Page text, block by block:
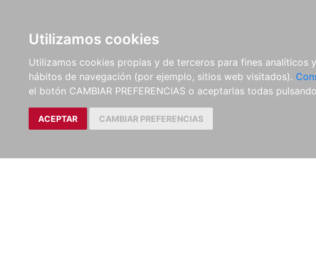
Utilizamos cookies
Utilizamos cookies propias y de terceros para fines
hábitos de navegación (por ejemplo, sitios web visitados).
el botón CAMBIAR PREFERENCIAS o aceptarlas todas
ACEPTAR CAMBIAR PREFERENCIAS